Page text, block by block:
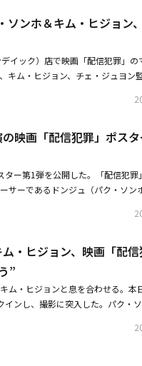
ソンホ＆キム・ヒジョン
イック）店で映画「配信犯罪」の
キム・ヒジョン、チェ・ジュヨン
生中継されることを知り、これを
犯罪」ポスター第1弾を公開韓国
ン、映画「配信犯罪」に出演決
映画「配信犯罪」ポス
ー第1弾を公開した。「配信犯罪
サーであるドンジュ（パク・ソン
ソンウン）と命がけの対決を繰り
的な姿が、一気に視線を奪う。
フレーズは、予備観客の好奇心
リアルタイムライブ追跡戦を予
」は、パク・ソンウンの特別な
正体不明のアーティストコレク
ャラクターを演じ、魅力を披露す
・ヒジョン、映画「配
”
ム・ヒジョンと息を合わせる。本
ンし、撮影に突入した。パク・
であるドンジュ（パク・ソンホ）